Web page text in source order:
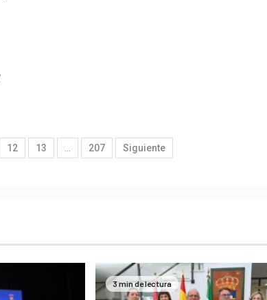
12 13 207 Siguiente
3 min de lectura